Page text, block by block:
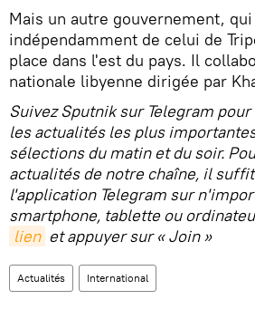
Mais un autre gouvernement,
indépendamment de celui de
place dans l'est du pays. Il
nationale libyenne dirigée par
Suivez Sputnik sur Telegram
les actualités les plus
sélections du matin et du soir.
actualités de notre chaîne, il
l'application Telegram sur
smartphone, tablette ou
lien et appuyer sur « Join »
Actualités International